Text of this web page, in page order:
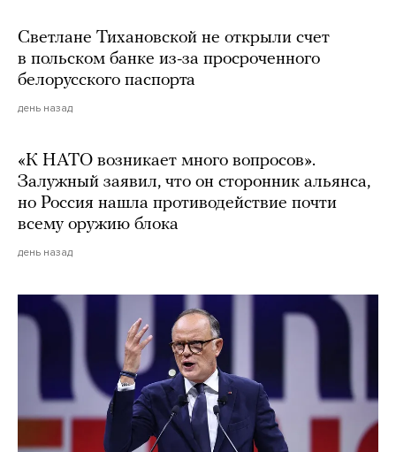
Светлане Тихановской не открыли счет
в польском банке из-за просроченного
белорусского паспорта
день назад
«К НАТО возникает много вопросов».
Залужный заявил, что он сторонник альянса,
но Россия нашла противодействие почти
всему оружию блока
день назад